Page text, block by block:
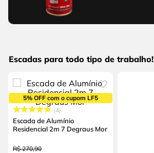
Escadas para todo tipo de trabalho!
5% OFF com o cupom LF5
4
Escada de Alumínio
Residencial 2m 7 Degraus Mor
R$ 270,90